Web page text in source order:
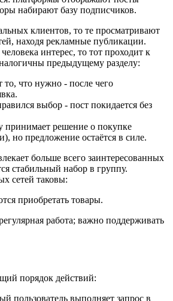
набирают базу подписчиков.
клиентов, то те просматривают
находя рекламные публикации.
интерес, то тот проходит к
предыдущему разделу:
то, что нужно - после чего
выбор - пост покидается без
принимает решение о покупке
но предложение остаётся в силе.
больше всего заинтересованных
стабильный набор в группу.
сетей таковы:
приобретать товары.
работа; важно поддерживать
порядок действий:
пользователь выполняет запрос в